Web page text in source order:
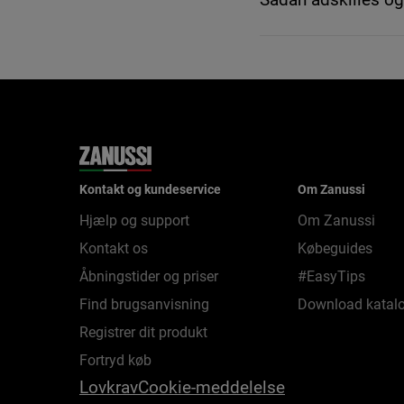
Kontakt og kundeservice
Hjælp og support
Kontakt os
Åbningstider og priser
Find brugsanvisning
Registrer dit produkt
Fortryd køb
Om Zanussi
Om Zanussi
Købeguides
#EasyTips
Download
LovkravCookie-meddelelse